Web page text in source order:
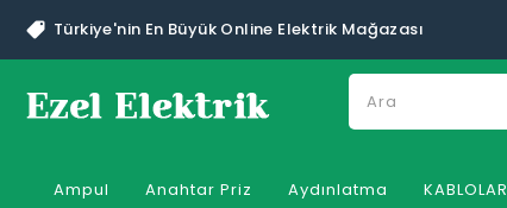
Türkiye'nin En Büyük Online Elektrik Mağazası
Ampul Anahtar Priz Aydınlatma KABLOLAR